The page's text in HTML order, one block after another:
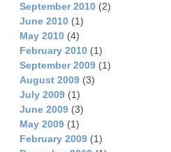
September 2010 (2)
June 2010 (1)
May 2010 (4)
February 2010 (1)
September 2009 (1)
August 2009 (3)
July 2009 (1)
June 2009 (3)
May 2009 (1)
February 2009 (1)